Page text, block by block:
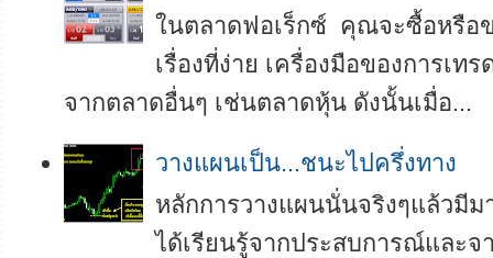
ในตลาดฟอเร็กซ์ คุณจะซื้อหรือ
เรื่องที่ง่าย เครื่องมือของการเท
จากตลาดอื่นๆ เช่นตลาดหุ้น ดังนั้นเมื่อ...
วางแผนเป็น...ชนะไปครึ่งทาง
หลักการวางแผนนั่นจริงๆแล้วมีม
ได้เรียนรู้จากประสบการณ์และจ